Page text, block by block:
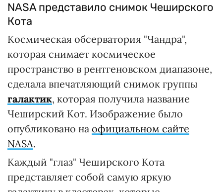
NASA представило снимок Чеширского
Кота
Космическая обсерватория "Чандра",
которая снимает космическое
пространство в рентгеновском диапазоне,
сделала впечатляющий снимок группы
галактик, которая получила название
Чеширский Кот. Изображение было
опубликовано на официальном сайте
NASA.
Каждый "глаз" Чеширского Кота
представляет собой самую яркую